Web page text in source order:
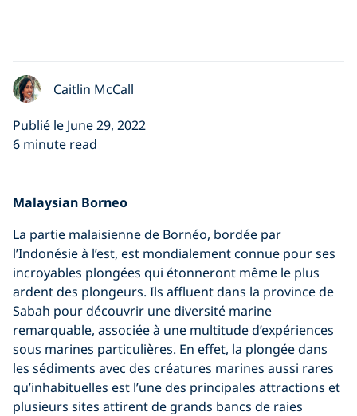
Caitlin McCall
Publié le June 29, 2022
6 minute read
Malaysian Borneo
La partie malaisienne de Bornéo, bordée par
l’Indonésie à l’est, est mondialement connue pour ses
incroyables plongées qui étonneront même le plus
ardent des plongeurs. Ils affluent dans la province de
Sabah pour découvrir une diversité marine
remarquable, associée à une multitude d’expériences
sous marines particulières. En effet, la plongée dans
les sédiments avec des créatures marines aussi rares
qu’inhabituelles est l’une des principales attractions et
plusieurs sites attirent de grands bancs de raies